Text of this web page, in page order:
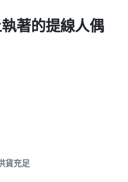
執著的提線人偶
貨充足